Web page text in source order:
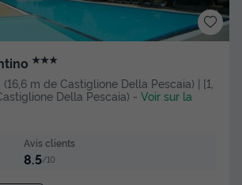
★★★
(16,6 m de Castiglione Della Pescaia) | [1,
Della Pescaia) - Voir sur la
Avis clients
8.5/10